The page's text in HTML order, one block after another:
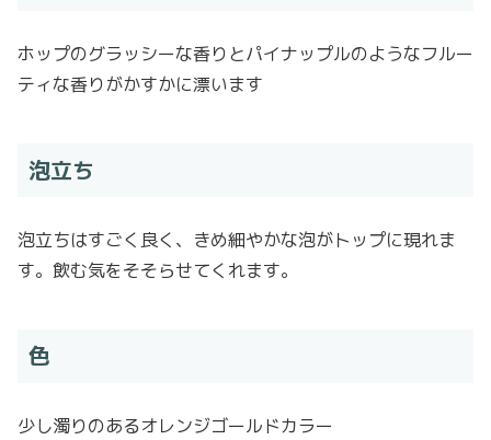
ホップのグラッシーな香りとパイナップルのようなフルー
ティな香りがかすかに漂います
泡立ち
泡立ちはすごく良く、きめ細やかな泡がトップに現れま
す。飲む気をそそらせてくれます。
色
少し濁りのあるオレンジゴールドカラー